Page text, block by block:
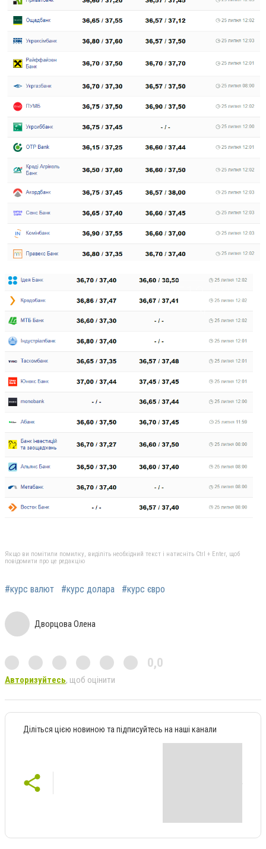
Якщо ви помітили помилку, виділіть необхідний текст і натисніть Ctrl + Enter, щоб
повідомити про це редакцію
#курс валют #курс долара #курс євро
Дворцова Олена
0,0
Авторизуйтесь, щоб оцінити
Діліться цією новиною та підписуйтесь на наші канали